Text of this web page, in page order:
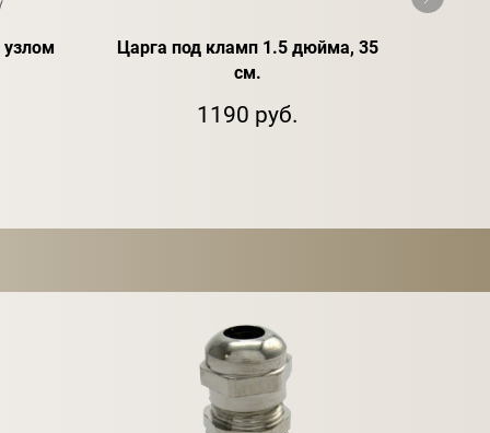
узлом
Царга под кламп 1.5 дюйма, 35
см.
1190 руб.